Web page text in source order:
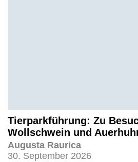
Tierparkführung: Zu
Wollschwein und
Augusta Raurica
30. September 2026